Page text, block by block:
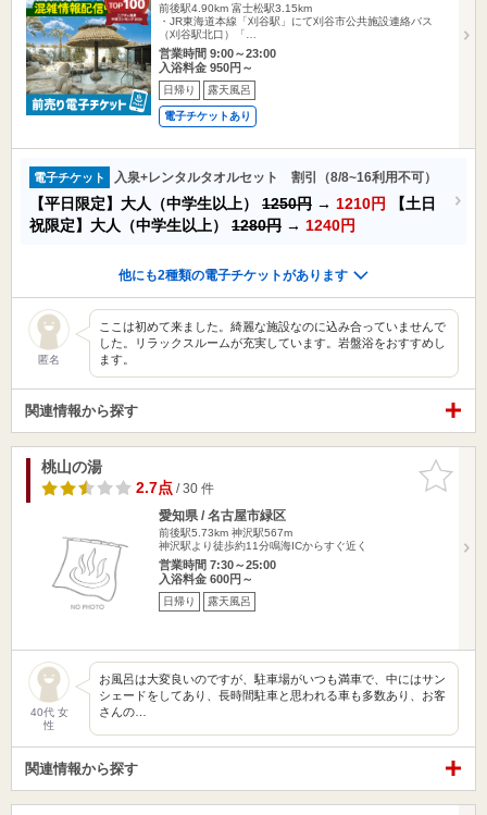
前後駅4.90km 富士松駅3.15km
・JR東海道本線「刈谷駅」にて刈谷市公共施設連絡バス
（刈谷駅北口）「…
営業時間 9:00～23:00
入浴料金 950円～
日帰り 露天風呂
電子チケットあり
電子チケット 入泉+レンタルタオルセット 割引（8/8~16利用不可）
【平日限定】大人（中学生以上） 1250円 → 1210円
【土日
祝限定】大人（中学生以上） 1280円 → 1240円
他にも2種類の電子チケットがあります
匿名
ここは初めて来ました。綺麗な施設なのに込み合っていませんで
した。リラックスルームが充実しています。岩盤浴をおすすめし
ます。
関連情報から探す
お気に入
りに追加
桃山の湯
2.7点/ 30 件
愛知県 / 名古屋市緑区
前後駅5.73km 神沢駅567m
神沢駅より徒歩約11分鳴海ICからすぐ近く
営業時間 7:30～25:00
入浴料金 600円～
日帰り 露天風呂
40代 女
性
お風呂は大変良いのですが、駐車場がいつも満車で、中にはサン
シェードをしてあり、長時間駐車と思われる車も多数あり、お客
さんの…
関連情報から探す